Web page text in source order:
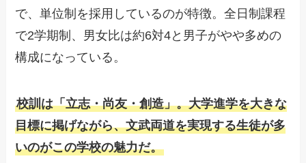
で、単位制を採用しているのが特徴。全日制課程
で2学期制、男女比は約6対4と男子がやや多めの
構成になっている。
校訓は「立志・尚友・創造」。大学進学を大きな
目標に掲げながら、文武両道を実現する生徒が多
いのがこの学校の魅力だ。